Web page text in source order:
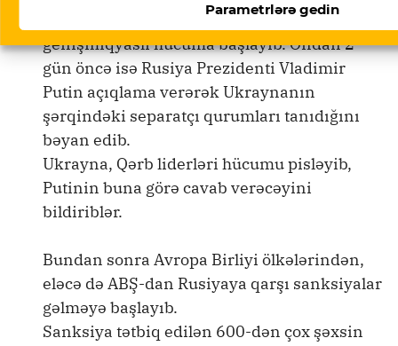
Parametrlərə gedin
Rusiya fevralın 24-də Ukraynaya
genişmiqyaslı hücuma başlayıb. Ondan 2
gün öncə isə Rusiya Prezidenti Vladimir
Putin açıqlama verərək Ukraynanın
şərqindəki separatçı qurumları tanıdığını
bəyan edib.
Ukrayna, Qərb liderləri hücumu pisləyib,
Putinin buna görə cavab verəcəyini
bildiriblər.
Bundan sonra Avropa Birliyi ölkələrindən,
eləcə də ABŞ-dan Rusiyaya qarşı sanksiyalar
gəlməyə başlayıb.
Sanksiya tətbiq edilən 600-dən çox şəxsin